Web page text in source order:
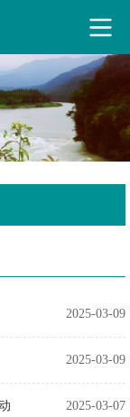
源有限公司
2025-03-09
2025-03-09
2025-03-07